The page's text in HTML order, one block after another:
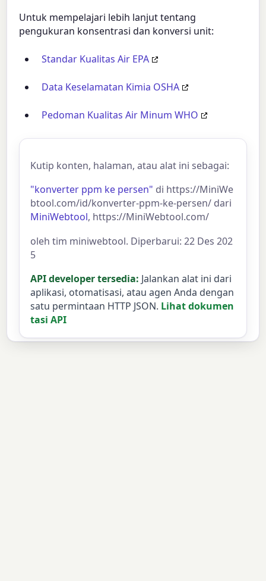
Untuk mempelajari lebih lanjut tentang
pengukuran konsentrasi dan konversi unit:
Standar Kualitas Air EPA
Data Keselamatan Kimia OSHA
Pedoman Kualitas Air Minum WHO
Kutip konten, halaman, atau alat ini sebagai:
"konverter ppm ke persen" di https://MiniWe
btool.com/id/konverter-ppm-ke-persen/ dari
MiniWebtool, https://MiniWebtool.com/
oleh tim miniwebtool. Diperbarui: 22 Des 202
5
API developer tersedia: Jalankan alat ini dari
aplikasi, otomatisasi, atau agen Anda dengan
satu permintaan HTTP JSON. Lihat dokumen
tasi API